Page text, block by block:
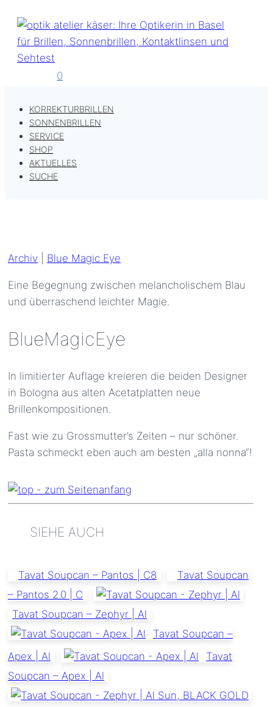
Inhalt
springen
0
KORREKTURBRILLEN
SONNENBRILLEN
SERVICE
SHOP
AKTUELLES
SUCHE
Archiv Blue Magic Eye
Eine Begegnung zwischen melancholischem Blau
und überraschend leichter Magie.
BlueMagicEye
In limitierter Auflage kreieren die beiden Designer
in Bologna aus alten Acetatplatten neue
Brillenkompositionen.
Fast wie zu Grossmutter’s Zeiten – nur schöner.
Pasta schmeckt eben auch am besten „alla nonna“!
SIEHE AUCH
Tavat Soupcan – Pantos | C8
Tavat Soupcan
– Pantos 2.0 | C
Tavat Soupcan – Zephyr | Al
Tavat Soupcan –
Apex | Al
Tavat
Soupcan – Apex | Al